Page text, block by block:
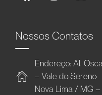
Nossos Contatos
Endereço: Al.
– Vale do Sereno
Nova Lima / MG